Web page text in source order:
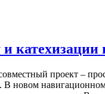
проект –
новом